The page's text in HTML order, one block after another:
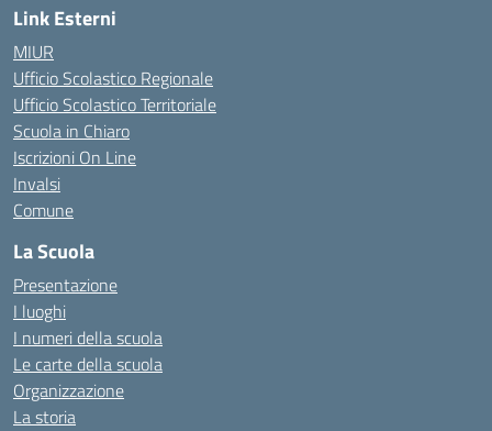
Link Esterni
MIUR
Ufficio Scolastico Regionale
Ufficio Scolastico Territoriale
Scuola in Chiaro
Iscrizioni On Line
Invalsi
Comune
La Scuola
Presentazione
I luoghi
I numeri della scuola
Le carte della scuola
Organizzazione
La storia